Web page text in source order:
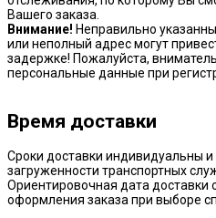
Вашего заказа.
Внимание! Неправильно
или неполный адрес могут
задержке! Пожалуйста,
персональные данные при
Время доставки
Сроки доставки индивидуальны и
загруженности транспортных
Ориентировочная дата доставки
оформления заказа при выборе